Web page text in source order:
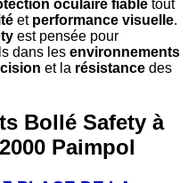
oculaire fiable tout
et performance visuelle.
est pensée pour
dans les environnements
et la résistance des
Bollé Safety à
Paimpol